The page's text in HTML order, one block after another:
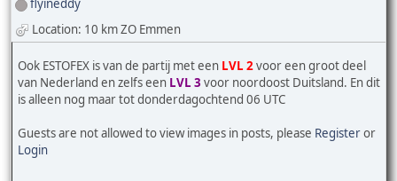
flyineddy
Location: 10 km ZO Emmen
Ook ESTOFEX is van de partij met een LVL 2voor een groot deel
van Nederland en zelfs een LVL 3 voor noordoost Duitsland. En dit
is alleen nog maar tot donderdagochtend 06 UTC
Guests are not allowed to view images in posts, please Registeror
Login